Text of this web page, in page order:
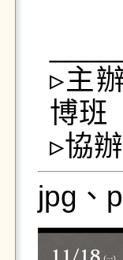
▹主
博班
▹協
jpg、